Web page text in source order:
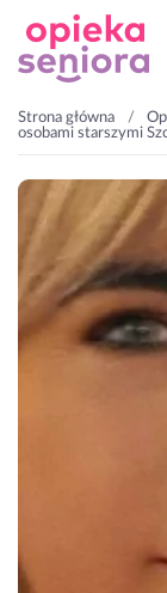
Strona główna
osobami starszymi